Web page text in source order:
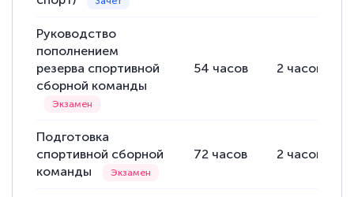
Руководство
пополнением
резерва спортивной
сборной команды
54 часов 2 часов
Подготовка
спортивной сборной
команды
72 часов 2 часов